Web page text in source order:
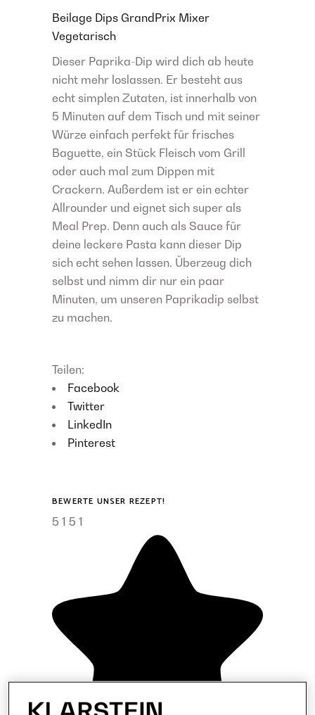
Beilage Dips GrandPrix Mixer
Vegetarisch
Dieser Paprika-Dip wird dich ab heute
nicht mehr loslassen. Er besteht aus
echt simplen Zutaten, ist innerhalb von
5 Minuten auf dem Tisch und mit seiner
Würze einfach perfekt für frisches
Baguette, ein Stück Fleisch vom Grill
oder auch mal zum Dippen mit
Crackern. Außerdem ist er ein echter
Allrounder und eignet sich super als
Meal Prep. Denn auch als Sauce für
deine leckere Pasta kann dieser Dip
sich echt sehen lassen. Überzeug dich
selbst und nimm dir nur ein paar
Minuten, um unseren Paprikadip selbst
zu machen.
Teilen:
Facebook
Twitter
LinkedIn
Pinterest
BEWERTE UNSER REZEPT!
5 1 5 1